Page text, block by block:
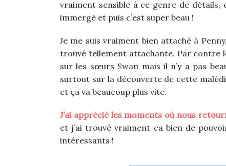
vraiment sensible à ce genre de
immergé et puis c’est super beau !
Je me suis vraiment bien attaché à
trouvé tellement attachante. Par contre
sur les sœurs Swan mais il n’y a pas
surtout sur la découverte de cette
et ça va beaucoup plus vite.
J’ai apprécié les moments où nous
et j’ai trouvé vraiment ca bien de
intéressants !